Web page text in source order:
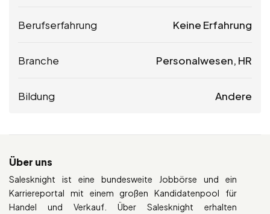
Berufserfahrung Keine Erfahrung
Branche Personalwesen, HR
Bildung Andere
Über uns
Salesknight ist eine bundesweite Jobbörse und ein
Karriereportal mit einem großen Kandidatenpool für
Handel und Verkauf. Über Salesknight erhalten